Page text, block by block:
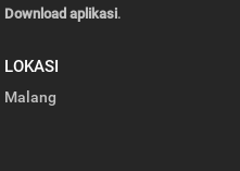
Download aplikasi.
LOKASI
Malang